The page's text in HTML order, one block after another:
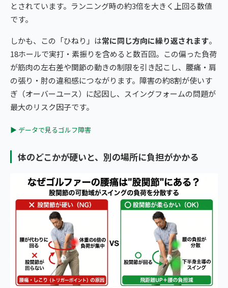
とされています。ランニング時の約3倍を大きく上回る数値
です。
しかも、この「ひねり」は常に同じ方向に繰り返されます。
18ホールで実打・素振りを含めると数百回。この偏った負荷
が筋肉の左右差や関節の動きの制限を引き起こし、腰痛・肩
の張り・肘の違和感につながります。障害の約8割が使いす
ぎ（オーバーユース）に起因し、スイングフォームの問題が
最大のリスク因子です。
▶ データで見るゴルフ障害
体のどこかが硬いと、別の場所に負担がかかる